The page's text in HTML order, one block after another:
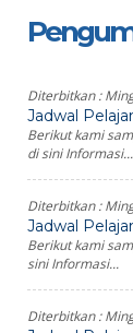
Diterbitkan :
Jadwal
Berikut kami
di sini Informasi...
Diterbitkan :
Jadwal
Berikut kami
sini Informasi...
Diterbitkan :